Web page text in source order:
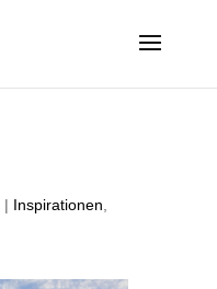
| Inspirationen